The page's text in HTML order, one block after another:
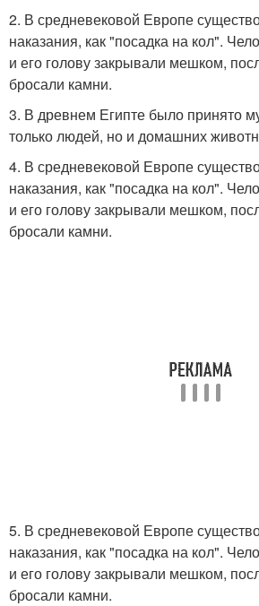
2. В средневековой Европе
наказания, как "посадка на кол".
и его голову закрывали мешком,
бросали камни.
3. В древнем Египте было принято
только людей, но и домашних
4. В средневековой Европе
наказания, как "посадка на кол".
и его голову закрывали мешком,
бросали камни.
5. В средневековой Европе
наказания, как "посадка на кол".
и его голову закрывали мешком,
бросали камни.